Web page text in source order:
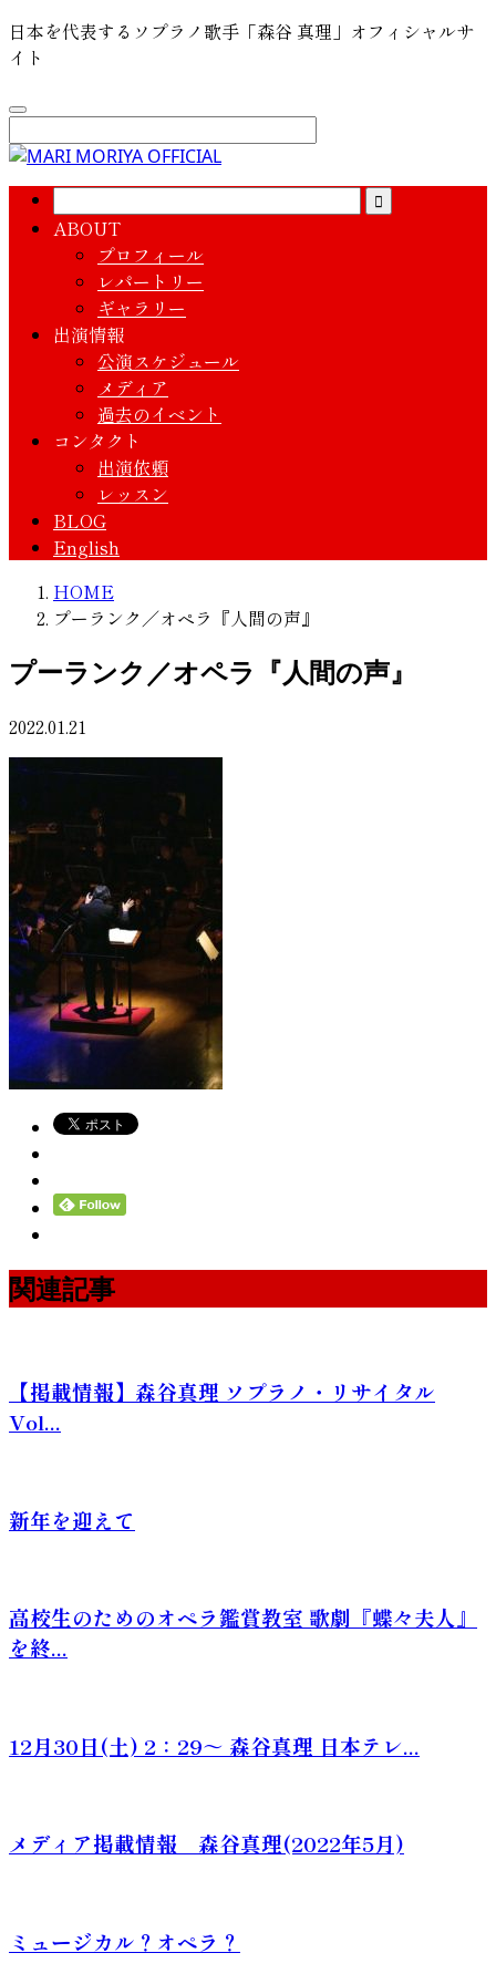
日本を代表するソプラノ歌手「森谷 真理」オフィシャルサ
イト
ABOUT
プロフィール
レパートリー
ギャラリー
出演情報
公演スケジュール
メディア
過去のイベント
コンタクト
出演依頼
レッスン
BLOG
English
HOME
プーランク／オペラ『人間の声』
プーランク／オペラ『人間の声』
2022.01.21
関連記事
【掲載情報】森谷真理 ソプラノ・リサイタル
Vol...
新年を迎えて
高校生のためのオペラ鑑賞教室 歌劇『蝶々夫人』
を終...
12月30日(土) 2：29～ 森谷真理 日本テレ...
メディア掲載情報 森谷真理(2022年5月)
ミュージカル？オペラ？